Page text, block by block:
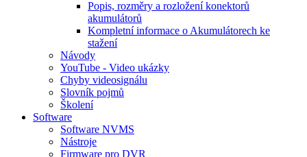
Popis, rozměry a rozložení konektorů
akumulátorů
Kompletní informace o Akumulátorech ke
stažení
Návody
YouTube - Video ukázky
Chyby videosignálu
Slovník pojmů
Školení
Software
Software NVMS
Nástroje
Firmware pro DVR